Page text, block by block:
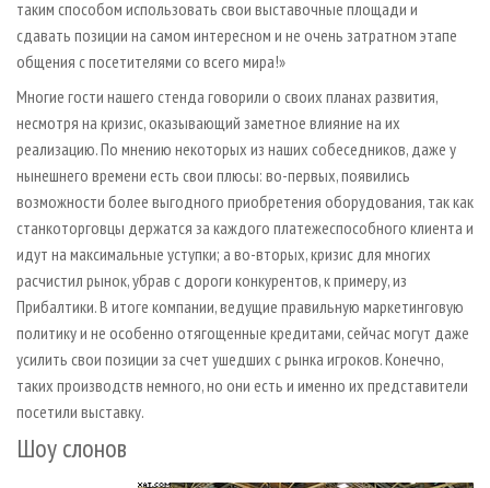
таким способом использовать свои выставочные площади и
сдавать позиции на самом интересном и не очень затратном этапе
общения с посетителями со всего мира!»
Многие гости нашего стенда говорили о своих планах развития,
несмотря на кризис, оказывающий заметное влияние на их
реализацию. По мнению некоторых из наших собеседников, даже у
нынешнего времени есть свои плюсы: во-первых, появились
возможности более выгодного приобретения оборудования, так как
станкоторговцы держатся за каждого платежеспособного клиента и
идут на максимальные уступки; а во-вторых, кризис для многих
расчистил рынок, убрав с дороги конкурентов, к примеру, из
Прибалтики. В итоге компании, ведущие правильную маркетинговую
политику и не особенно отягощенные кредитами, сейчас могут даже
усилить свои позиции за счет ушедших с рынка игроков. Конечно,
таких производств немного, но они есть и именно их представители
посетили выставку.
Шоу слонов